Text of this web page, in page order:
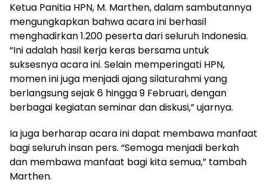
Ketua Panitia HPN, M. Marthen, dalam sambutannya
mengungkapkan bahwa acara ini berhasil
menghadirkan 1.200 peserta dari seluruh Indonesia.
“Ini adalah hasil kerja keras bersama untuk
suksesnya acara ini. Selain memperingati HPN,
momen ini juga menjadi ajang silaturahmi yang
berlangsung sejak 6 hingga 9 Februari, dengan
berbagai kegiatan seminar dan diskusi,” ujarnya.
Ia juga berharap acara ini dapat membawa manfaat
bagi seluruh insan pers. “Semoga menjadi berkah
dan membawa manfaat bagi kita semua,” tambah
Marthen.